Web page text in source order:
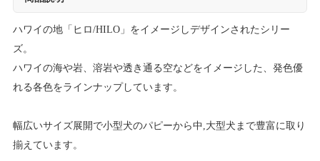
ハワイの地「ヒロ/HILO」をイメージしデザインされたシリー
ズ。
ハワイの海や岩、溶岩や透き通る空などをイメージした、発色優
れる各色をラインナップしています。
幅広いサイズ展開で小型犬のパピーから中,大型犬まで豊富に取り
揃えています。